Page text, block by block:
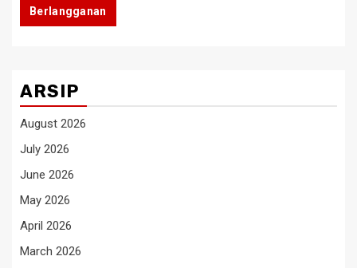
Berlangganan
ARSIP
August 2026
July 2026
June 2026
May 2026
April 2026
March 2026